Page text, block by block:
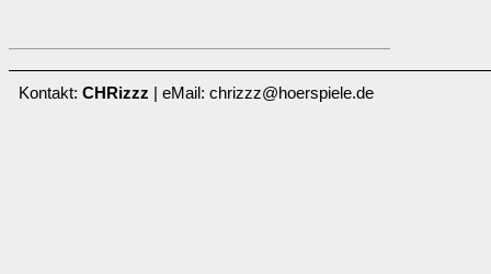
Kontakt: CHRizzz | eMail: chrizzz@hoerspiele.de